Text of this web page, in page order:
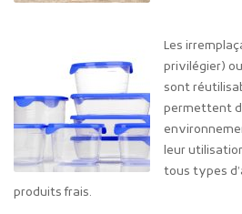
Les
privilégier)
sont
permettent
leur
tous types
produits frais.